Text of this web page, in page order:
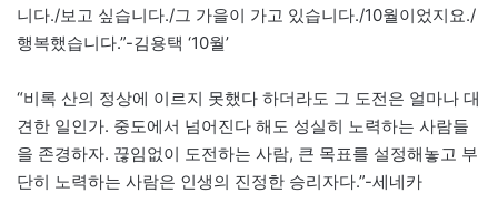
니다./보고 싶습니다./그 가을이 가고 있습니다./10월이었지요./
행복했습니다.”-김용택 ‘10월’
“비록 산의 정상에 이르지 못했다 하더라도 그 도전은 얼마나 대
견한 일인가. 중도에서 넘어진다 해도 성실히 노력하는 사람들
을 존경하자. 끊임없이 도전하는 사람, 큰 목표를 설정해놓고 부
단히 노력하는 사람은 인생의 진정한 승리자다.”-세네카